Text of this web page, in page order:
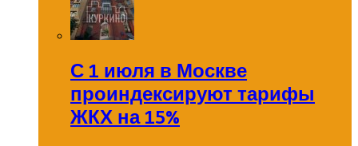
С 1 июля в Москве
проиндексируют тарифы
ЖКХ на 15%